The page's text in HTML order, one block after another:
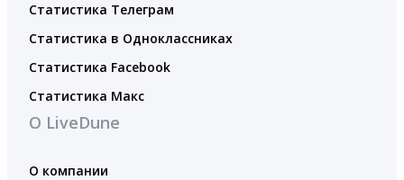
Статистика Телеграм
Статистика в Одноклассниках
Статистика Facebook
Статистика Макс
О LiveDune
О компании